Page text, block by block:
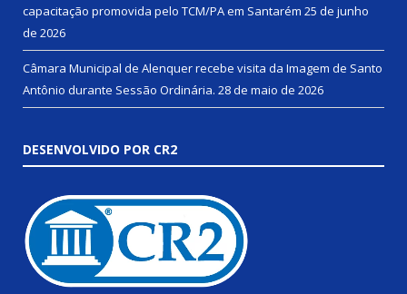
capacitação promovida pelo TCM/PA em Santarém 25 de junho
de 2026
Câmara Municipal de Alenquer recebe visita da Imagem de Santo
Antônio durante Sessão Ordinária. 28 de maio de 2026
DESENVOLVIDO POR CR2